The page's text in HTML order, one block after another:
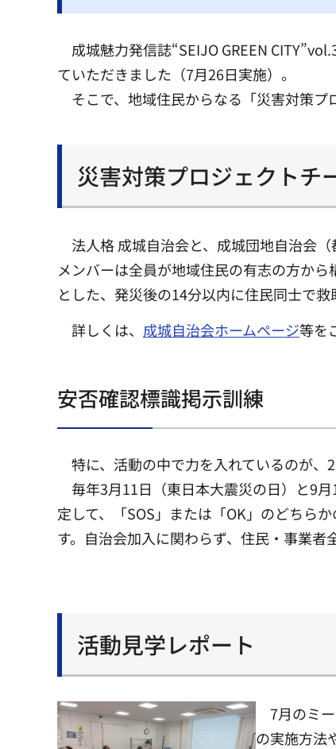
成城魅力発信誌“SEIJO GREEN
ていただきました（7月26日実施）。
そこで、地域住民からなる「災害対策プ
災害対策プロジェクトチ
法人格 成城自治会と、成城団地自治会
メンバーは全員が地域住民の有志の方から
とした、発災後の14分以内に住民同士で
詳しくは、 成城自治会ホームページ等を
安否確認標識掲示訓練
特に、活動の中で力を入れているのが、
毎年3月11日（東日本大震災の日）と9
定して、「SOS」または「OK」のどちら
す。自治会加入に関わらず、住民・事業者
活動見学レポート
7月のミ
の実施方法